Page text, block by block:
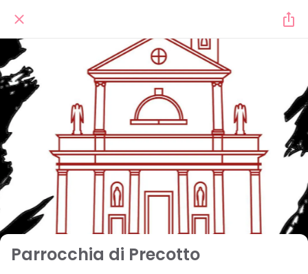
Parrocchia di Precotto